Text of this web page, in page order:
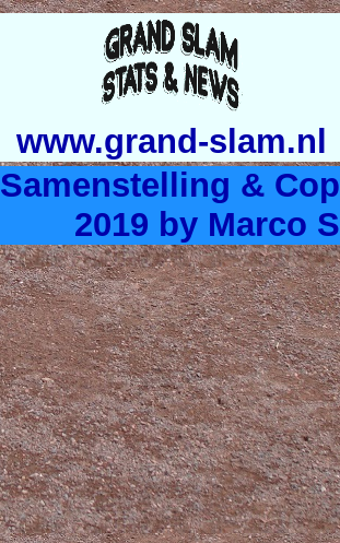
www.grand-slam.nl
Samenstelling &
2019 by Marco